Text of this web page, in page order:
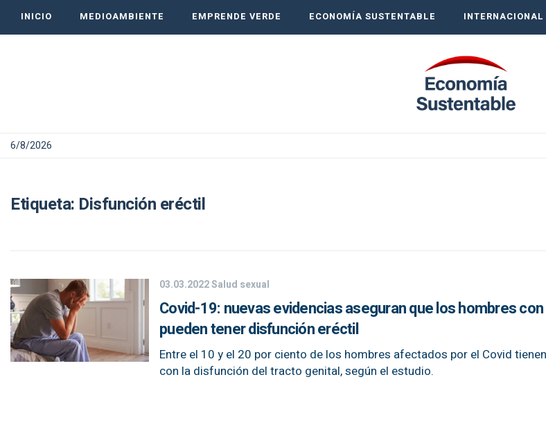
INICIO MEDIOAMBIENTE EMPRENDE VERDE ECONOMÍA SUSTENTABLE INTERNACIONAL
6/8/2026
Etiqueta: Disfunción eréctil
03.03.2022Salud sexual
Covid-19: nuevas evidencias aseguran que los hombres
pueden tener disfunción eréctil
Entre el 10 y el 20 por ciento de los hombres afectados por el Covid
con la disfunción del tracto genital, según el estudio.